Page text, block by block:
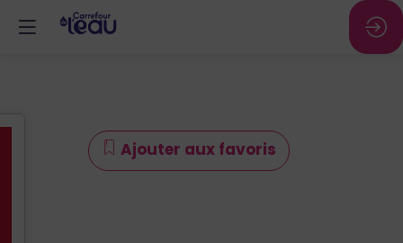
Ajouter aux favoris